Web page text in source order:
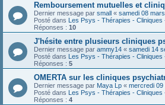
Remboursement mutuelles et
Dernier message par small « samedi 08
Posté dans
Les Psys - Thérapies -
Réponses : 10
J'hésite entre plusieurs cliniques
Dernier message par ammy14 « samedi 14
Posté dans
Les Psys - Thérapies -
Réponses : 5
OMERTA sur les cliniques
Dernier message par Maya Lp « mercredi 09
Posté dans
Les Psys - Thérapies -
Réponses : 4